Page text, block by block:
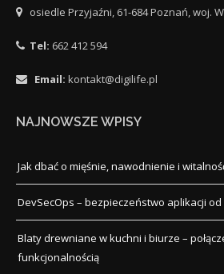
osiedle Przyjaźni, 61-684 Poznań, woj.
Tel: 662 412 594
Email: kontakt@digilife.pl
NAJNOWSZE WPISY
Jak dbać o mięśnie, nawodnienie i
DevSecOps – bezpieczeństwo aplikacji
Blaty drewniane w kuchni i biurze –
funkcjonalnością